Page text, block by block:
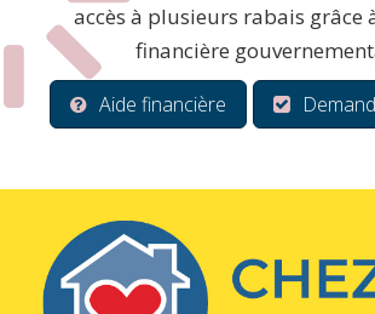
accès à plusieurs rabais grâce
financière
Aide financière